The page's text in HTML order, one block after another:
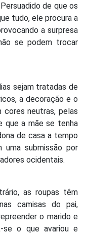
de que os
tudo, ele procura a
a surpresa
se podem trocar
sejam tratadas de
a decoração e o
cores neutras, pelas
que a mãe se tenha
de casa a tempo
uma submissão por
ocidentais.
as roupas têm
camisas do pai,
o marido e
se o que avariou e